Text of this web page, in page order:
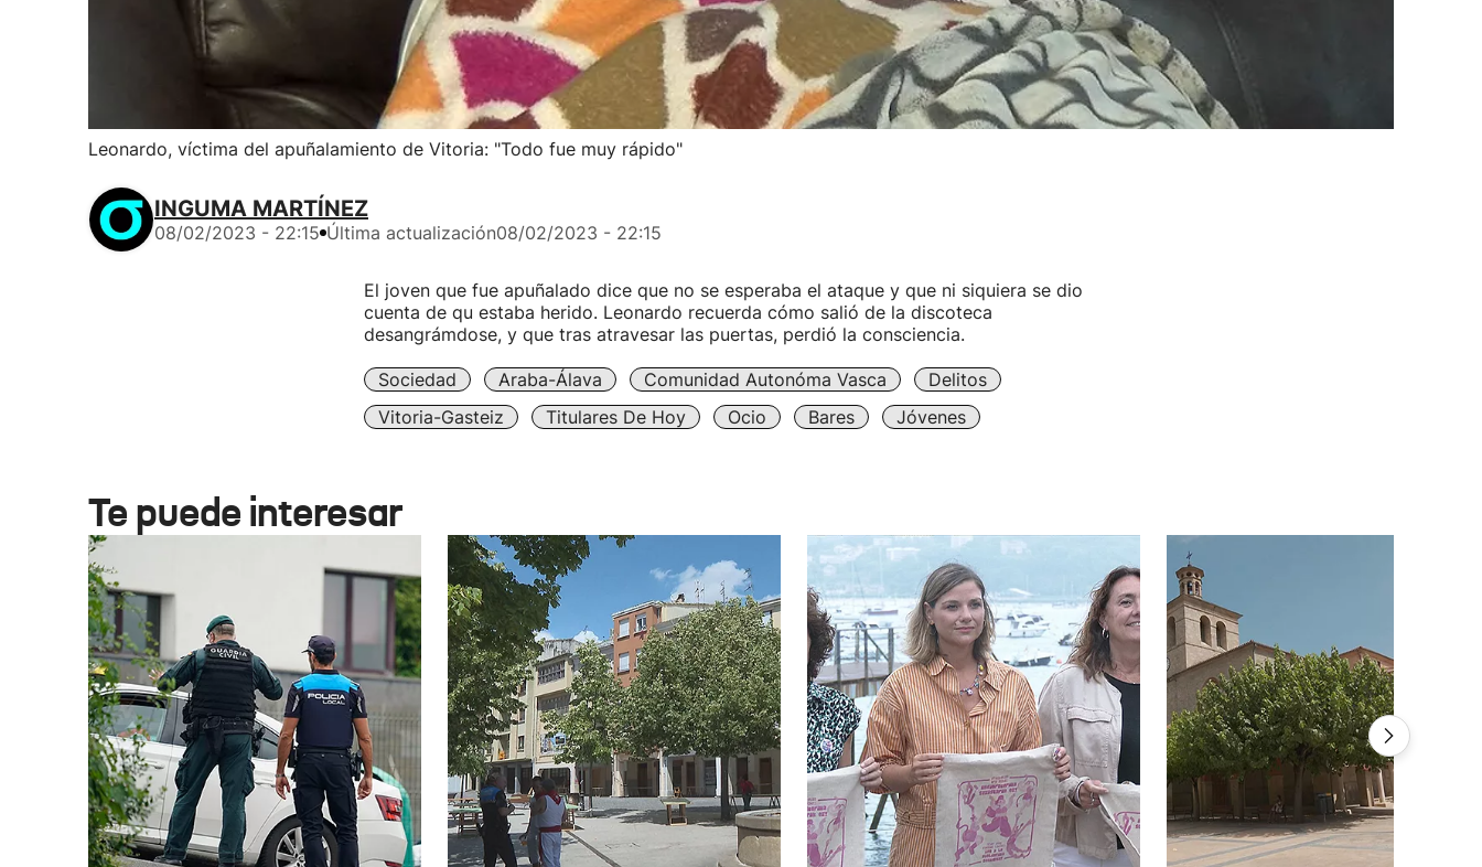
Leonardo, víctima del apuñalamiento de Vitoria: "Todo fue muy rápido"
INGUMA MARTÍNEZ
08/02/2023 - 22:15 Última actualización08/02/2023 - 22:15
El joven que fue apuñalado dice que no se esperaba el ataque y que ni siquiera se dio
cuenta de qu estaba herido. Leonardo recuerda cómo salió de la discoteca
desangrámdose, y que tras atravesar las puertas, perdió la consciencia.
Sociedad Araba-Álava Comunidad Autonóma Vasca
Delitos
Vitoria-Gasteiz
Titulares De Hoy Ocio Bares Jóvenes
Te puede interesar